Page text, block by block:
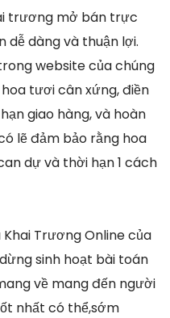
trương mở bán trực
dễ dàng và thuận lợi.
website của chúng
tươi cân xứng, điền
giao hàng, và hoàn
lẽ đảm bảo rằng hoa
dự và thời hạn 1 cách
Trương Online của
sinh hoạt bài toán
về mang đến người
nhất có thể,sớm